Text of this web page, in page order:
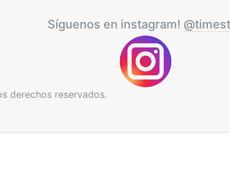
Síguenos en instagram!
derechos reservados.